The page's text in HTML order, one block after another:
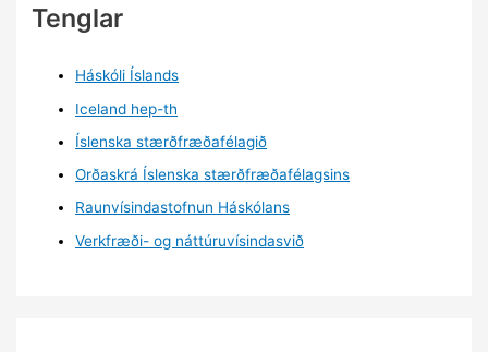
Tenglar
Háskóli Íslands
Iceland hep-th
Íslenska stærðfræðafélagið
Orðaskrá Íslenska stærðfræðafélagsins
Raunvísindastofnun Háskólans
Verkfræði- og náttúruvísindasvið